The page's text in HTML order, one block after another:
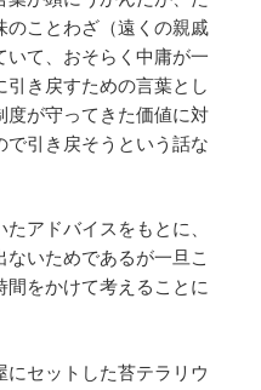
のことわざ（遠くの親戚
いて、おそらく中庸が一
き戻すための言葉とし
度が守ってきた価値に対
引き戻そうという話な
アドバイスをもとに、
いためであるが一旦こ
間をかけて考えることに
セットした苔テラリウ